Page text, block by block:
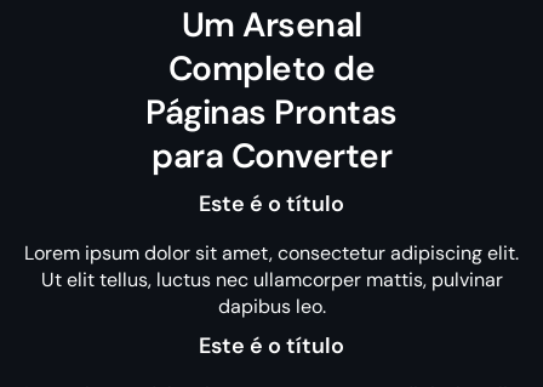
Um Arsenal
Completo de
Páginas Prontas
para Converter
Este é o título
Lorem ipsum dolor sit amet, consectetur adipiscing elit.
Ut elit tellus, luctus nec ullamcorper mattis, pulvinar
dapibus leo.
Este é o título